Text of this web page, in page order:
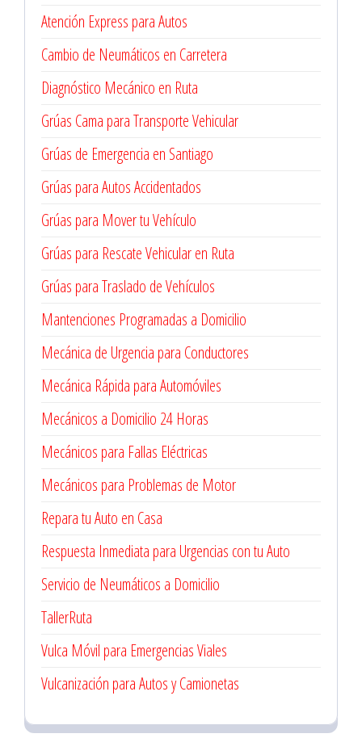
Atención Express para Autos
Cambio de Neumáticos en Carretera
Diagnóstico Mecánico en Ruta
Grúas Cama para Transporte Vehicular
Grúas de Emergencia en Santiago
Grúas para Autos Accidentados
Grúas para Mover tu Vehículo
Grúas para Rescate Vehicular en Ruta
Grúas para Traslado de Vehículos
Mantenciones Programadas a Domicilio
Mecánica de Urgencia para Conductores
Mecánica Rápida para Automóviles
Mecánicos a Domicilio 24 Horas
Mecánicos para Fallas Eléctricas
Mecánicos para Problemas de Motor
Repara tu Auto en Casa
Respuesta Inmediata para Urgencias con tu Auto
Servicio de Neumáticos a Domicilio
TallerRuta
Vulca Móvil para Emergencias Viales
Vulcanización para Autos y Camionetas